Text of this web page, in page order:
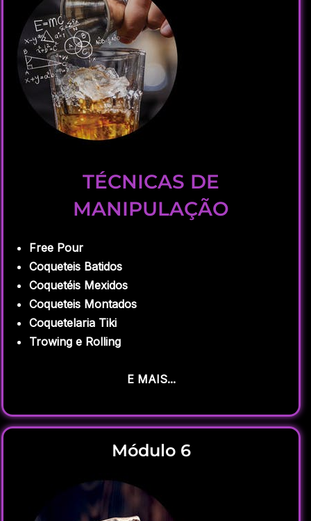
TÉCNICAS DE
MANIPULAÇÃO
Free Pour
Coqueteis Batidos
Coquetéis Mexidos
Coqueteis Montados
Coquetelaria Tiki
Trowing e Rolling
E MAIS...
Módulo 6